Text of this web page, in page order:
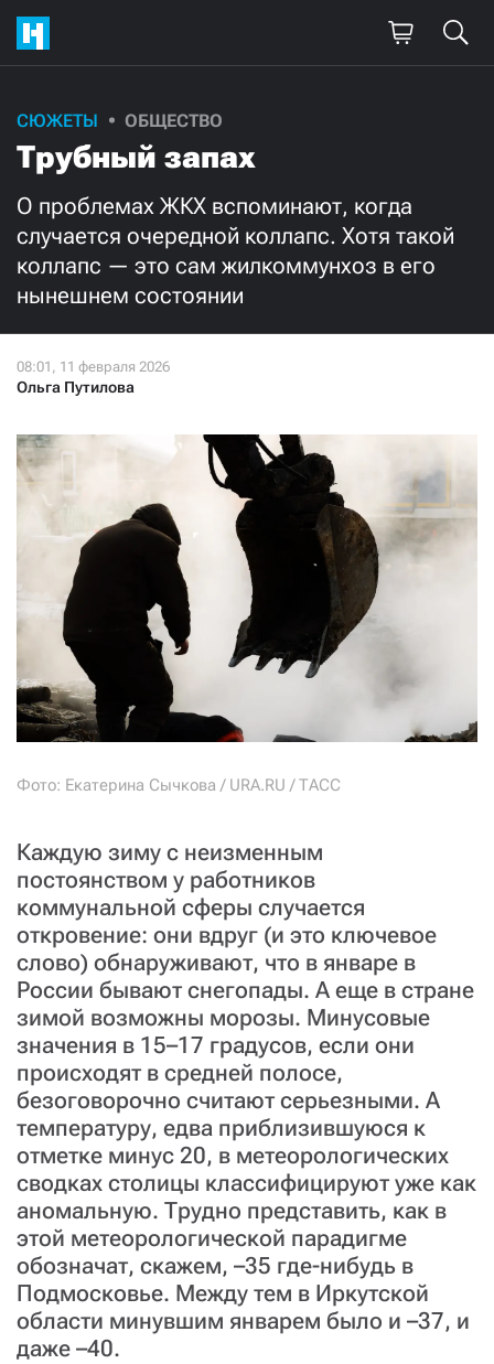
СЮЖЕТЫ ОБЩЕСТВО
Трубный запах
О проблемах ЖКХ вспоминают, когда
случается очередной коллапс. Хотя такой
коллапс — это сам жилкоммунхоз в его
нынешнем состоянии
Ольга Путилова
Фото: Екатерина Сычкова / URA.RU / ТАСС
Каждую зиму с неизменным
постоянством у работников
коммунальной сферы случается
откровение: они вдруг (и это ключевое
слово) обнаруживают, что в январе в
России бывают снегопады. А еще в стране
зимой возможны морозы. Минусовые
значения в 15–17 градусов, если они
происходят в средней полосе,
безоговорочно считают серьезными. А
температуру, едва приблизившуюся к
отметке минус 20, в метеорологических
сводках столицы классифицируют уже как
аномальную. Трудно представить, как в
этой метеорологической парадигме
обозначат, скажем, –35 где-нибудь в
Подмосковье. Между тем в Иркутской
области минувшим январем было и –37, и
даже –40.
Поддержите
нашу работу!
Ежемесячно Разово
3000 1000
Нажимая кнопку «Стать соучастником»,
я принимаю
и подтверждаю свое гражданство РФ
СТАТЬ СОУЧАСТНИКОМ
ПОДЕЛИТЬСЯ С ДРУЗЬЯМИ
Если у вас есть вопросы, пишите donate@novayagazeta.ru
звоните:
+7 (929) 612-03-68